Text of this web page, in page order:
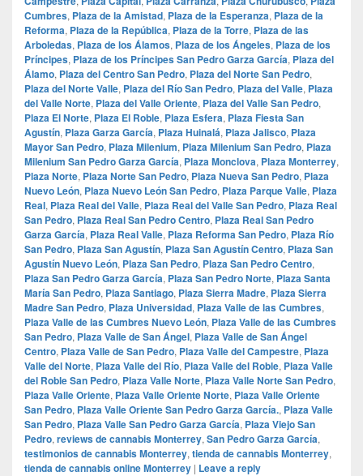
Cumbres, Plaza de la Amistad, Plaza de la Esperanza, Plaza de la
Reforma, Plaza de la República, Plaza de la Torre, Plaza de las
Arboledas, Plaza de los Álamos, Plaza de los Ángeles, Plaza de los
Príncipes, Plaza de los Príncipes San Pedro Garza García, Plaza del
Álamo, Plaza del Centro San Pedro, Plaza del Norte San Pedro,
Plaza del Norte Valle, Plaza del Río San Pedro, Plaza del Valle, Plaza
del Valle Norte, Plaza del Valle Oriente, Plaza del Valle San Pedro,
Plaza El Norte, Plaza El Roble, Plaza Esfera, Plaza Fiesta San
Agustín, Plaza Garza García, Plaza Huinalá, Plaza Jalisco, Plaza
Mayor San Pedro, Plaza Milenium, Plaza Milenium San Pedro, Plaza
Milenium San Pedro Garza García, Plaza Monclova, Plaza Monterrey,
Plaza Norte, Plaza Norte San Pedro, Plaza Nueva San Pedro, Plaza
Nuevo León, Plaza Nuevo León San Pedro, Plaza Parque Valle, Plaza
Real, Plaza Real del Valle, Plaza Real del Valle San Pedro, Plaza Real
San Pedro, Plaza Real San Pedro Centro, Plaza Real San Pedro
Garza García, Plaza Real Valle, Plaza Reforma San Pedro, Plaza Río
San Pedro, Plaza San Agustín, Plaza San Agustín Centro, Plaza San
Agustín Nuevo León, Plaza San Pedro, Plaza San Pedro Centro,
Plaza San Pedro Garza García, Plaza San Pedro Norte, Plaza Santa
María San Pedro, Plaza Santiago, Plaza Sierra Madre, Plaza Sierra
Madre San Pedro, Plaza Universidad, Plaza Valle de las Cumbres,
Plaza Valle de las Cumbres Nuevo León, Plaza Valle de las Cumbres
San Pedro, Plaza Valle de San Ángel, Plaza Valle de San Ángel
Centro, Plaza Valle de San Pedro, Plaza Valle del Campestre, Plaza
Valle del Norte, Plaza Valle del Río, Plaza Valle del Roble, Plaza Valle
del Roble San Pedro, Plaza Valle Norte, Plaza Valle Norte San Pedro,
Plaza Valle Oriente, Plaza Valle Oriente Norte, Plaza Valle Oriente
San Pedro, Plaza Valle Oriente San Pedro Garza García., Plaza Valle
San Pedro, Plaza Valle San Pedro Garza García, Plaza Viejo San
Pedro, reviews de cannabis Monterrey, San Pedro Garza García,
testimonios de cannabis Monterrey, tienda de cannabis Monterrey,
tienda de cannabis online Monterrey | Leave a reply